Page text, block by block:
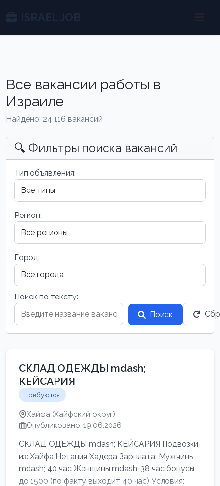
Все вакансии работы в
Израиле
Найдено: 24 116 вакансий
🔍 Фильтры поиска вакансий
Тип объявления:
Регион:
Город:
Поиск по тексту:
Поиск
СКЛАД ОДЕЖДЫ mdash;
КЕЙСАРИЯ
Требуются
Хайфа (Хайфский округ)
Опубликовано: 19.06.2026
СКЛАД ОДЕЖДЫ mdash; КЕЙСАРИЯ Подвозки
из: Хайфа Нетания Хадера Зарплата: Мужчины
mdash; 40 час Женщины mdash; 38 час бонусы
до 1500 (по факту выходит 40 час) Условия: